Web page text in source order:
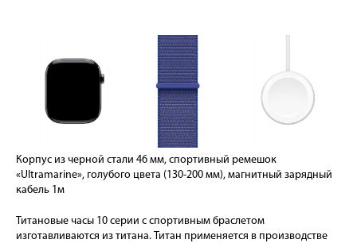
Корпус из черной стали 46 мм, спортивный ремешок
«Ultramarine», голубого цвета (130-200 мм), магнитный зарядный
кабель 1м
Титановые часы 10 серии с спортивным браслетом
изготавливаются из титана. Титан применяется в производстве